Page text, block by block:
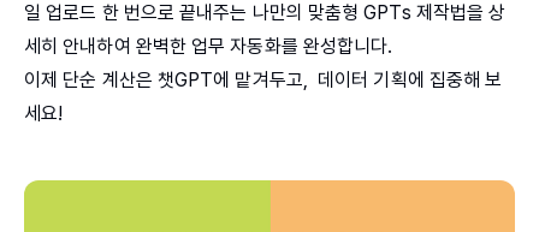
일 업로드 한 번으로 끝내주는 나만의 맞춤형 GPTs 제작법을 상
세히 안내하여 완벽한 업무 자동화를 완성합니다.
이제 단순 계산은 챗GPT에 맡겨두고, 데이터 기획에 집중해 보
세요!